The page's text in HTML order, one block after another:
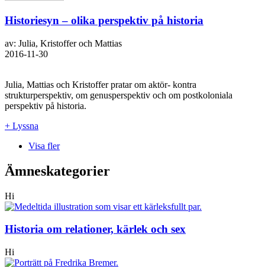
Historiesyn – olika perspektiv på historia
av: Julia, Kristoffer och Mattias
2016-11-30
Julia, Mattias och Kristoffer pratar om aktör- kontra
strukturperspektiv, om genusperspektiv och om postkoloniala
perspektiv på historia.
+ Lyssna
Visa fler
Ämneskategorier
Hi
Historia om relationer, kärlek och sex
Hi